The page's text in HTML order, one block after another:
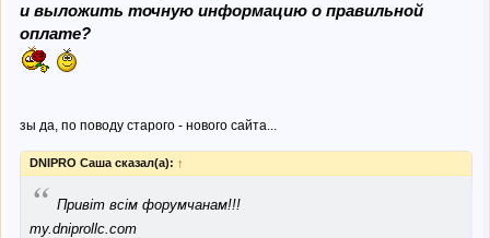
и выложить точную информацию о правильной
оплате?
зы да, по поводу старого - нового сайта...
DNIPRO Саша сказал(а): ↑
“ Привіт всім форумчанам!!!
my.dniprollc.com